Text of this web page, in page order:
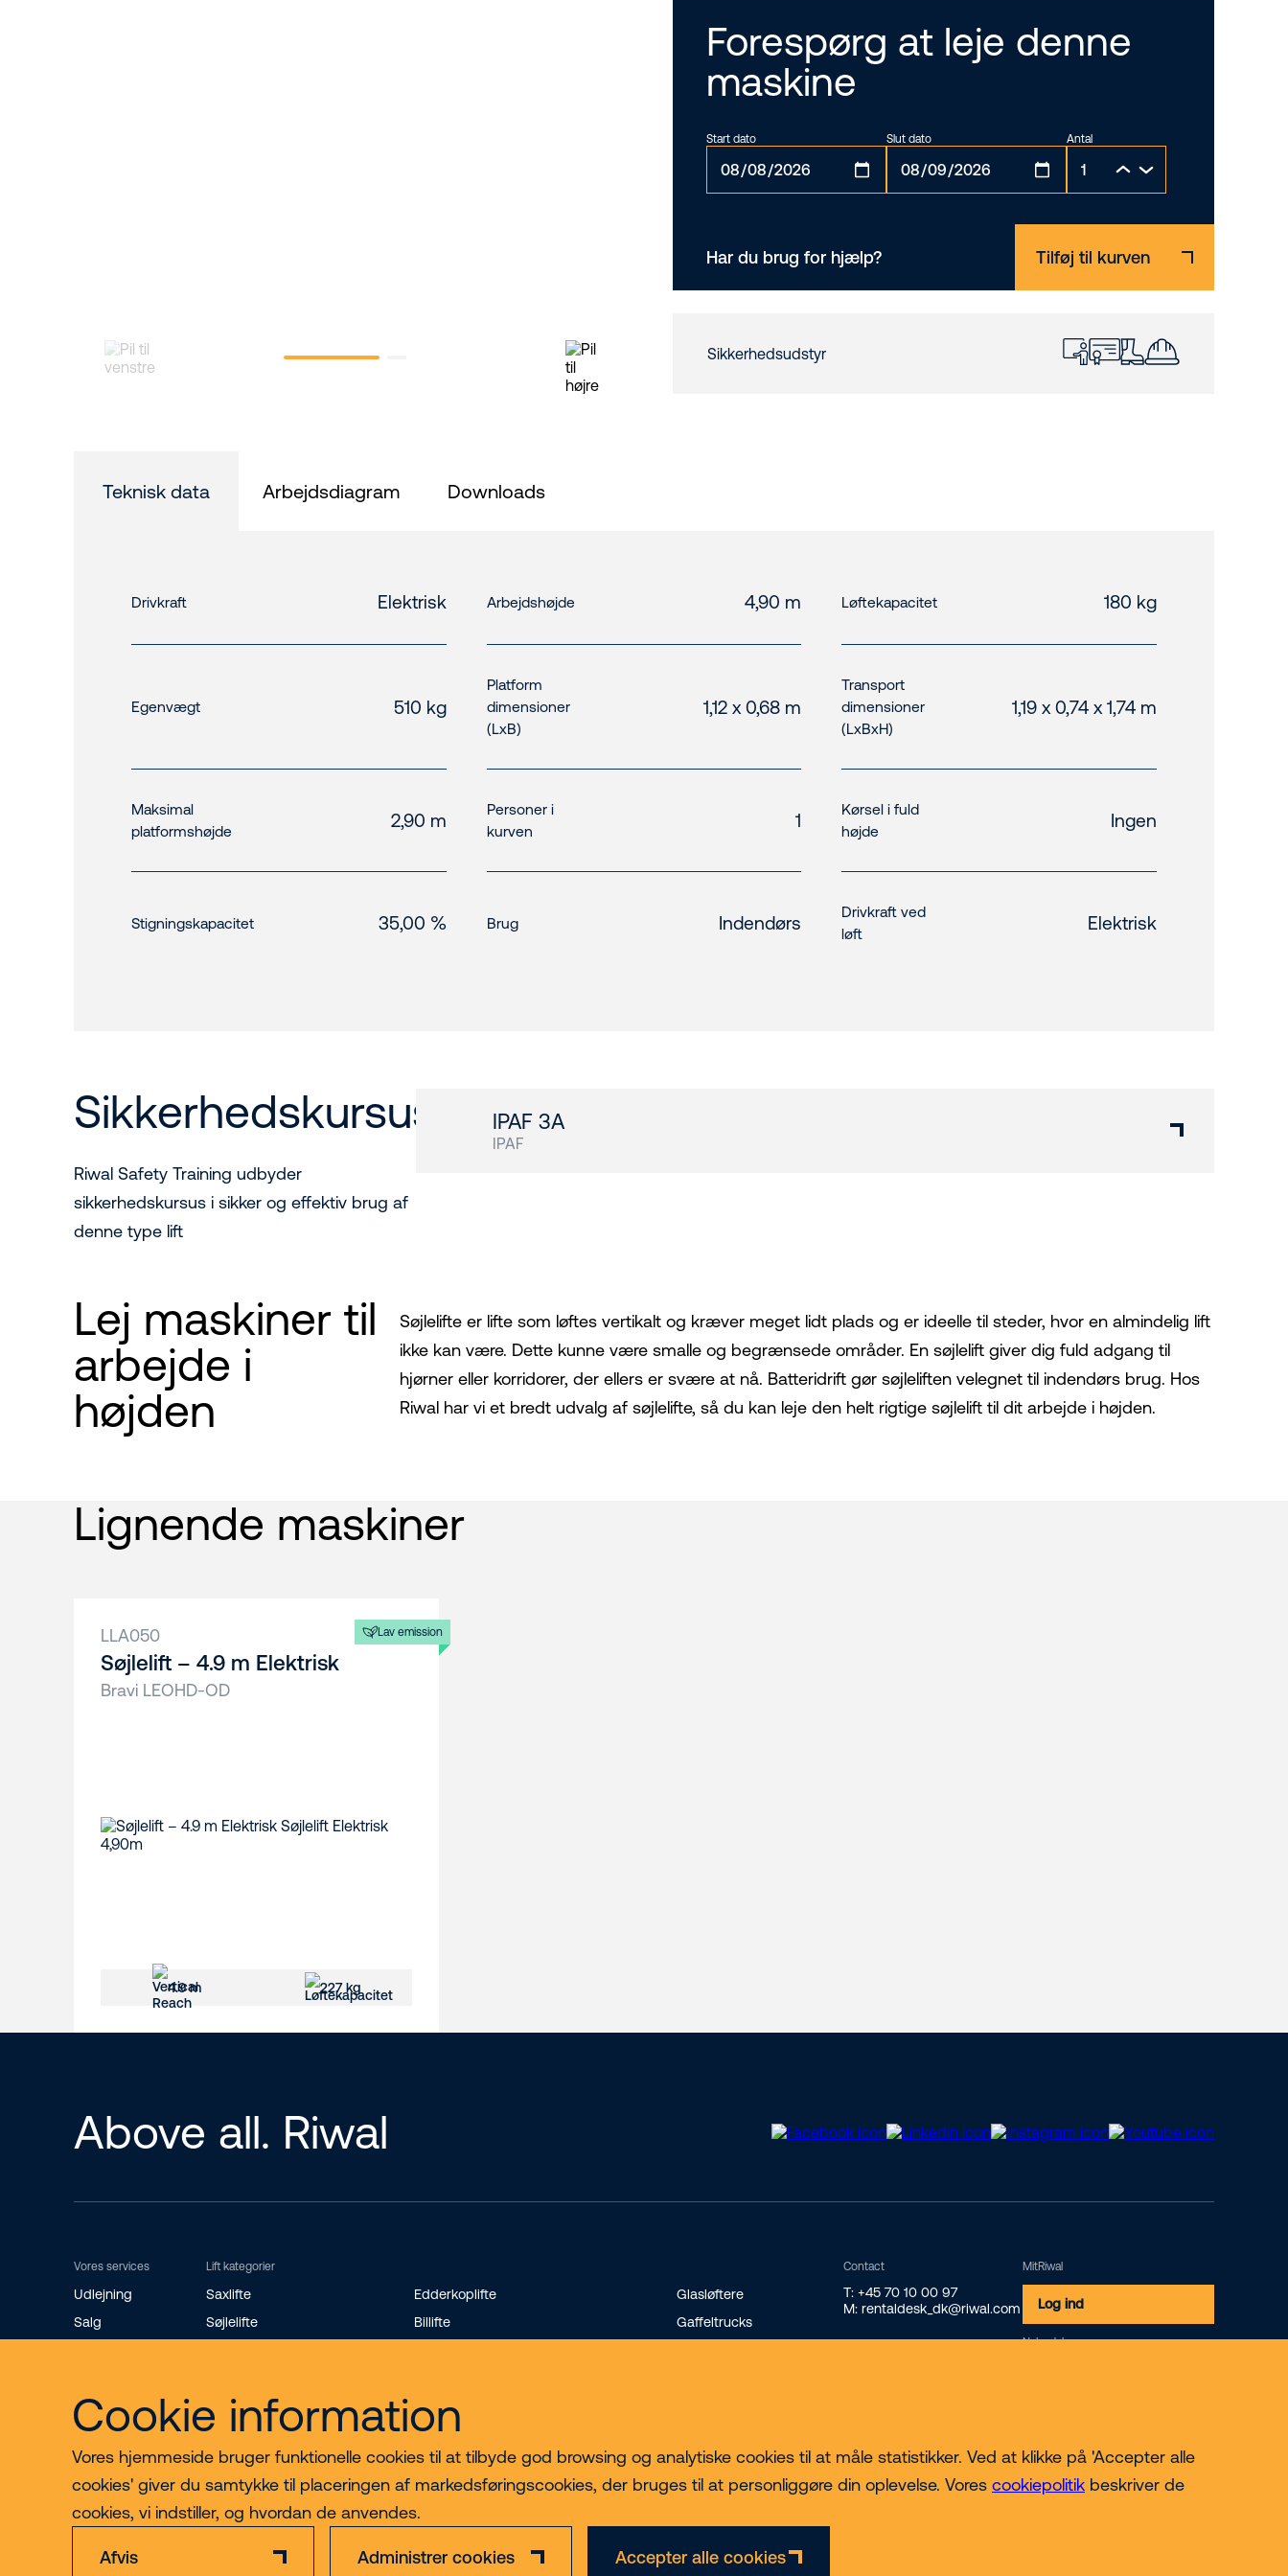
Cookie information
Vores hjemmeside bruger funktionelle cookies til at tilbyde god browsing og analytiske cookies til at måle statistikker. Ved at klikke på 'Accepter alle
cookies' giver du samtykke til placeringen af markedsføringscookies, der bruges til at personliggøre din oplevelse. Vores cookiepolitik beskriver de
cookies, vi indstiller, og hvordan de anvendes.
Afvis Administrer cookies Accepter alle cookies
Forespørg at leje denne
maskine
Start dato Slut dato Antal
Har du brug for hjælp? Tilføj til kurven
Sikkerhedsudstyr
Teknisk data Arbejdsdiagram Downloads
Drivkraft Elektrisk Arbejdshøjde 4,90 m Løftekapacitet 180 kg
Egenvægt 510 kg
Platform
dimensioner
(LxB)
1,12 x 0,68 m
Transport
dimensioner
(LxBxH)
1,19 x 0,74 x 1,74 m
Maksimal
platformshøjde
2,90 m
Personer i
kurven
1
Kørsel i fuld
højde
Ingen
Stigningskapacitet 35,00 % Brug Indendørs
Drivkraft ved
løft
Elektrisk
Sikkerhedskursus
Riwal Safety Training udbyder
sikkerhedskursus i sikker og effektiv brug af
denne type lift
IPAF 3A
IPAF
Lej maskiner til
arbejde i
højden
Søjlelifte er lifte som løftes vertikalt og kræver meget lidt plads og er ideelle til steder, hvor en almindelig lift
ikke kan være. Dette kunne være smalle og begrænsede områder. En søjlelift giver dig fuld adgang til
hjørner eller korridorer, der ellers er svære at nå. Batteridrift gør søjleliften velegnet til indendørs brug. Hos
Riwal har vi et bredt udvalg af søjlelifte, så du kan leje den helt rigtige søjlelift til dit arbejde i højden.
Lignende maskiner
Lav emission
LLA050
Søjlelift – 4.9 m Elektrisk
Bravi LEOHD-OD
4.9 m 227 kg
Above all. Riwal
Vores services
Udlejning
Salg
Lift kategorier
Saxlifte
Søjlelifte
Bæltelifte
Edderkoplifte
Billifte
Minikraner
Glasløftere
Gaffeltrucks
Contact
T: +45 70 10 00 97
M: rentaldesk_dk@riwal.com
MitRiwal
Log ind
Nyhedsbrev